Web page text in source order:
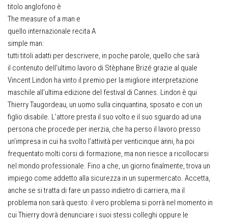
titolo anglofono è
The measure of a man e
quello internazionale recita A
simple man:
tutti titoli adatti per descrivere, in poche parole, quello che sarà
il contenuto dell’ultimo lavoro di Stèphane Brizé grazie al quale
Vincent Lindon ha vinto il premio per la migliore interpretazione
maschile all’ultima edizione del festival di Cannes. Lindon è qui
Thierry Taugordeau, un uomo sulla cinquantina, sposato e con un
figlio disabile. L’attore presta il suo volto e il suo sguardo ad una
persona che procede per inerzia, che ha perso il lavoro presso
un’impresa in cui ha svolto l’attività per venticinque anni, ha poi
frequentato molti corsi di formazione, ma non riesce a ricollocarsi
nel mondo professionale. Fino a che, un giorno finalmente, trova un
impiego come addetto alla sicurezza in un supermercato. Accetta,
anche se si tratta di fare un passo indietro di carriera, ma il
problema non sarà questo: il vero problema si porrà nel momento in
cui Thierry dovrà denunciare i suoi stessi colleghi oppure le